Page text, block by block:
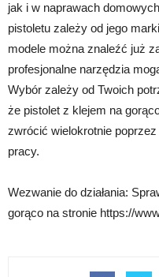
jak i w naprawach
pistoletu zależy od jego
modele można znaleźć już
profesjonalne narzędzia
Wybór zależy od Twoich
że pistolet z klejem na
zwrócić wielokrotnie
pracy.
Wezwanie do działania:
gorąco na stronie https://